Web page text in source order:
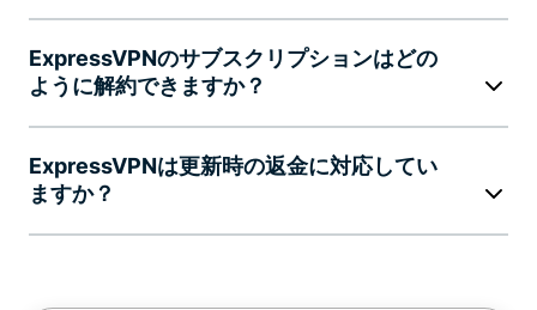
ExpressVPNのサブスクリプションはどの
ように解約できますか？
ExpressVPNは更新時の返金に対応してい
ますか？